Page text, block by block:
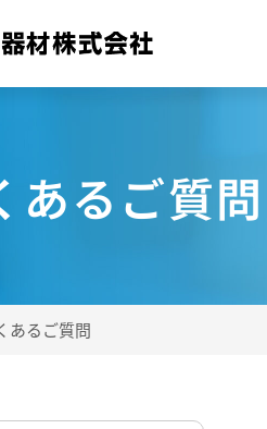
あるご質問
あるご質問